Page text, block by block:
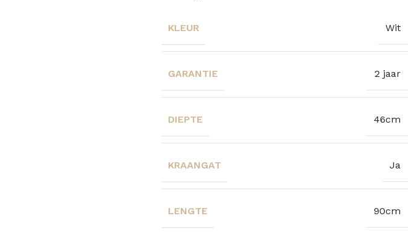
KLEUR Wit
GARANTIE 2 jaar
DIEPTE 46cm
KRAANGAT Ja
LENGTE 90cm